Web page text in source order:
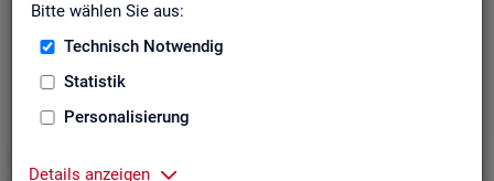
Bitte wählen Sie aus:
Technisch Notwendig
Statistik
Personalisierung
Details anzeigen
Der Bericht gibt einen Überblick über die aktuelle
Entwicklung am Arbeits- und Ausbildungsmarkt in